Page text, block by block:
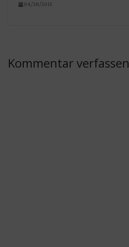
04/28/2015
Kommentar verfassen